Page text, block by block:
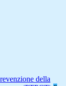
della